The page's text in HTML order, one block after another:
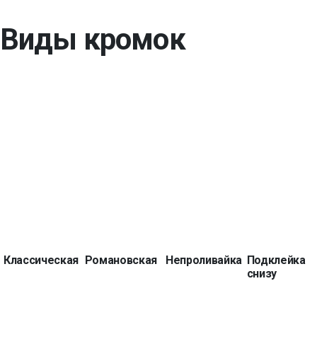
Виды кромок
Классическая Романовская Непроливайка Подклейка
снизу